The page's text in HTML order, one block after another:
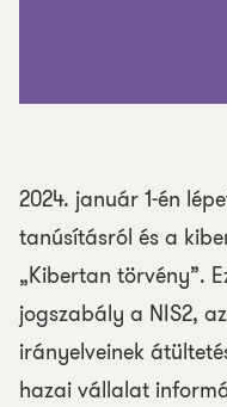
2024. január 1-én
tanúsításról és a
„Kibertan törvény”.
jogszabály a NIS2,
irányelveinek
hazai vállalat